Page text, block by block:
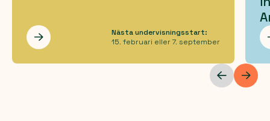
Les mer
Nästa undervisningsstart:
15. februari eller 7. september